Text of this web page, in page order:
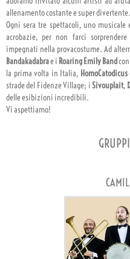
allenamento costante e super divertente.
Ogni sera tre spettacoli, uno
acrobazie, per non farci
impegnati nella provacostume. Ad
Bandakadabrae i Roaring Emily Band
la prima volta in Italia, HomoCatodicus
strade del Fidenze Village; iSivouplait,
delle esibizioni incredibili.
Vi aspettiamo!